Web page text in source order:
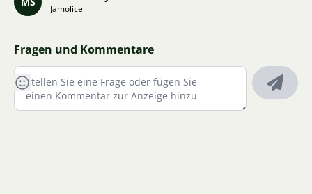
Jamolice
Fragen und Kommentare